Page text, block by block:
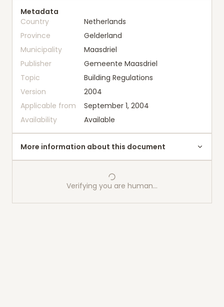
Metadata
Country
Netherlands
Province
Gelderland
Municipality
Maasdriel
Publisher
Gemeente Maasdriel
Topic
Building Regulations
Version
2004
Applicable from
September 1, 2004
Availability
Available
More information about this document
Verifying you are human…